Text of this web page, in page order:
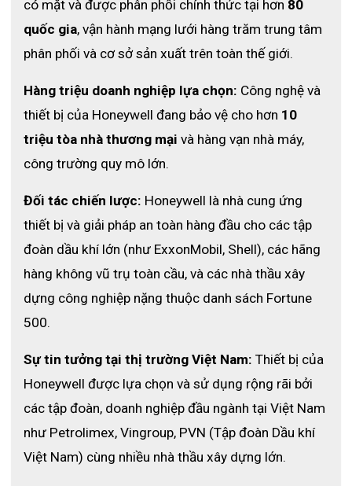
-
Nhân sự hoạt động trong các môi trường công nghiệp cần
trang phục chống cháy và bảo vệ hồ quang.
Những vị trí yêu cầu quần áo bảo hộ đáp ứng tiêu chuẩn
hiểm ở mức độ vừa phải.
🛒 Mua Quần Áo Chống Hồ Quang Cao Cấp
có mặt và được phân phối chính thức tại hơn 80
quốc gia, vận hành mạng lưới hàng trăm trung tâm
phân phối và cơ sở sản xuất trên toàn thế giới.
Hàng triệu doanh nghiệp lựa chọn: Công nghệ và
thiết bị của Honeywell đang bảo vệ cho hơn 10
triệu tòa nhà thương mại và hàng vạn nhà máy,
công trường quy mô lớn.
Đối tác chiến lược: Honeywell là nhà cung ứng
thiết bị và giải pháp an toàn hàng đầu cho các tập
đoàn dầu khí lớn (như ExxonMobil, Shell), các hãng
hàng không vũ trụ toàn cầu, và các nhà thầu xây
dựng công nghiệp nặng thuộc danh sách Fortune
500.
Sự tin tưởng tại thị trường Việt Nam: Thiết bị của
Honeywell được lựa chọn và sử dụng rộng rãi bởi
các tập đoàn, doanh nghiệp đầu ngành tại Việt Nam
như Petrolimex, Vingroup, PVN (Tập đoàn Dầu khí
Việt Nam) cùng nhiều nhà thầu xây dựng lớn.